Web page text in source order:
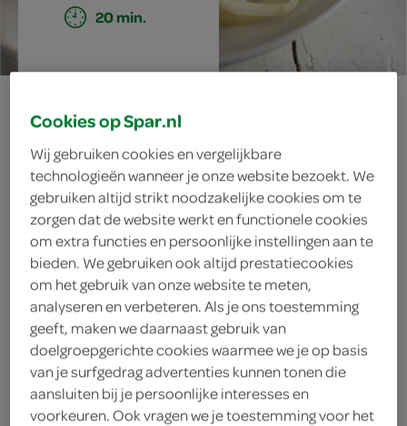
20 min.
kabeljauwschotel
met koolrabi en
wortel
ingrediënten
1 eetlepel verse dragon
1 eetlepel verse dille
Cookies op Spar.nl
Wij gebruiken cookies en vergelijkbare
technologieën wanneer je onze website bezoekt. We
gebruiken altijd strikt noodzakelijke cookies om te
zorgen dat de website werkt en functionele cookies
om extra functies en persoonlijke instellingen aan te
bieden. We gebruiken ook altijd prestatiecookies
om het gebruik van onze website te meten,
analyseren en verbeteren. Als je ons toestemming
geeft, maken we daarnaast gebruik van
doelgroepgerichte cookies waarmee we je op basis
van je surfgedrag advertenties kunnen tonen die
aansluiten bij je persoonlijke interesses en
voorkeuren. Ook vragen we je toestemming voor het